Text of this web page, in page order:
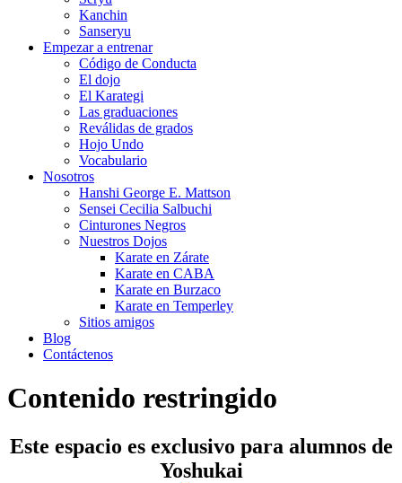
Kanchin
Sanseryu
Empezar a entrenar
Código de Conducta
El dojo
El Karategi
Las graduaciones
Reválidas de grados
Hojo Undo
Vocabulario
Nosotros
Hanshi George E. Mattson
Sensei Cecilia Salbuchi
Cinturones Negros
Nuestros Dojos
Karate en Zárate
Karate en CABA
Karate en Burzaco
Karate en Temperley
Sitios amigos
Blog
Contáctenos
Contenido restringido
Este espacio es exclusivo para alumnos de
Yoshukai